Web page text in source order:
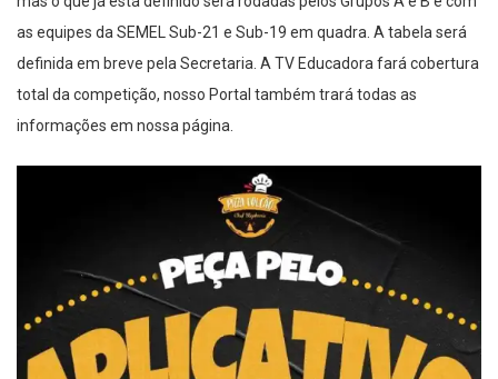
mas o que já está definido será rodadas pelos Grupos A e B e com
as equipes da SEMEL Sub-21 e Sub-19 em quadra. A tabela será
definida em breve pela Secretaria. A TV Educadora fará cobertura
total da competição, nosso Portal também trará todas as
informações em nossa página.